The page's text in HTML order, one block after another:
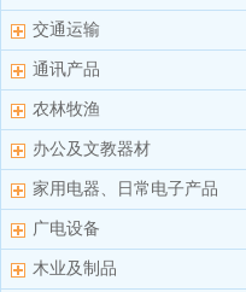
交通运输
通讯产品
农林牧渔
办公及文教器材
家用电器、日常电子产品
广电设备
木业及制品